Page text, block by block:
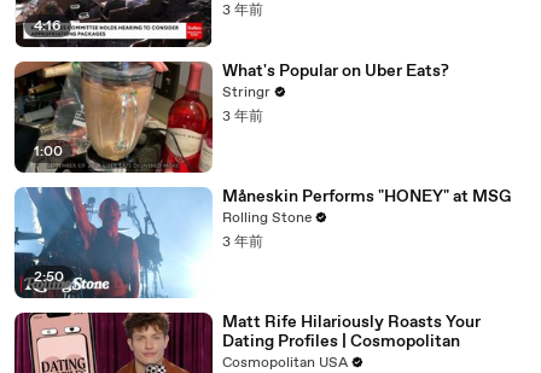
4:16
3 年前
1:00
What's Popular on Uber Eats?
Stringr
3 年前
2:50
Måneskin Performs "HONEY" at MSG
Rolling Stone
3 年前
Matt Rife Hilariously Roasts Your
Dating Profiles | Cosmopolitan
Cosmopolitan USA